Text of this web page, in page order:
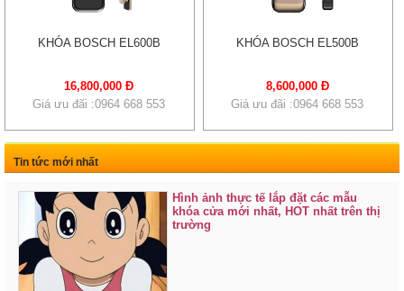
KHÓA BOSCH EL600B
16,800,000 Đ
Giá ưu đãi :0964 668 553
KHÓA BOSCH EL500B
8,600,000 Đ
Giá ưu đãi :0964 668 553
Tin tức mới nhất
Hình ảnh thực tế lắp đặt các mẫu
khóa cửa mới nhất, HOT nhất trên thị
trường